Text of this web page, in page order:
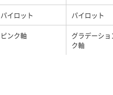
パイロット パイロット
ピンク軸
グラデーシ
ク軸